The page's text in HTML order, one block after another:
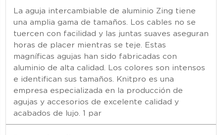
La aguja intercambiable de aluminio Zing tiene
una amplia gama de tamaños. Los cables no se
tuercen con facilidad y las juntas suaves aseguran
horas de placer mientras se teje. Estas
magníficas agujas han sido fabricadas con
aluminio de alta calidad. Los colores son intensos
e identifican sus tamaños. Knitpro es una
empresa especializada en la producción de
agujas y accesorios de excelente calidad y
acabados de lujo. 1 par